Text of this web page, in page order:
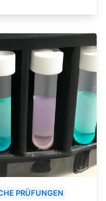
PRÜFUNGEN